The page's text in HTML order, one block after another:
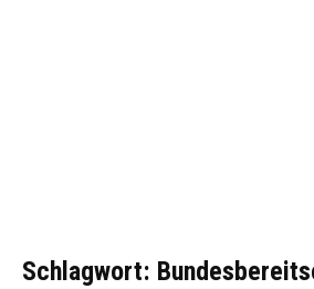
Schlagwort: